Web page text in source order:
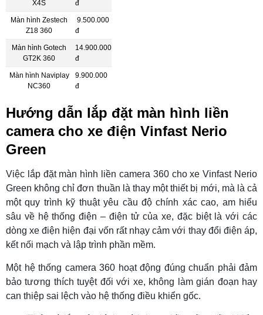
X4S đ
Màn hình Zestech
Z18 360
9.500.000
đ
Màn hình Gotech
GT2K 360
14.900.000
đ
Màn hình Naviplay
NC360
9.900.000
đ
Hướng dẫn lắp đặt màn hình liền
camera cho xe điện Vinfast Nerio
Green
Việc lắp đặt màn hình liền camera 360 cho xe Vinfast Nerio
Green không chỉ đơn thuần là thay một thiết bị mới, mà là cả
một quy trình kỹ thuật yêu cầu độ chính xác cao, am hiểu
sâu về hệ thống điện – điện tử của xe, đặc biệt là với các
dòng xe điện hiện đại vốn rất nhạy cảm với thay đổi điện áp,
kết nối mạch và lập trình phần mềm.
Một hệ thống camera 360 hoạt động đúng chuẩn phải đảm
bảo tương thích tuyệt đối với xe, không làm gián đoạn hay
can thiệp sai lệch vào hệ thống điều khiển gốc.